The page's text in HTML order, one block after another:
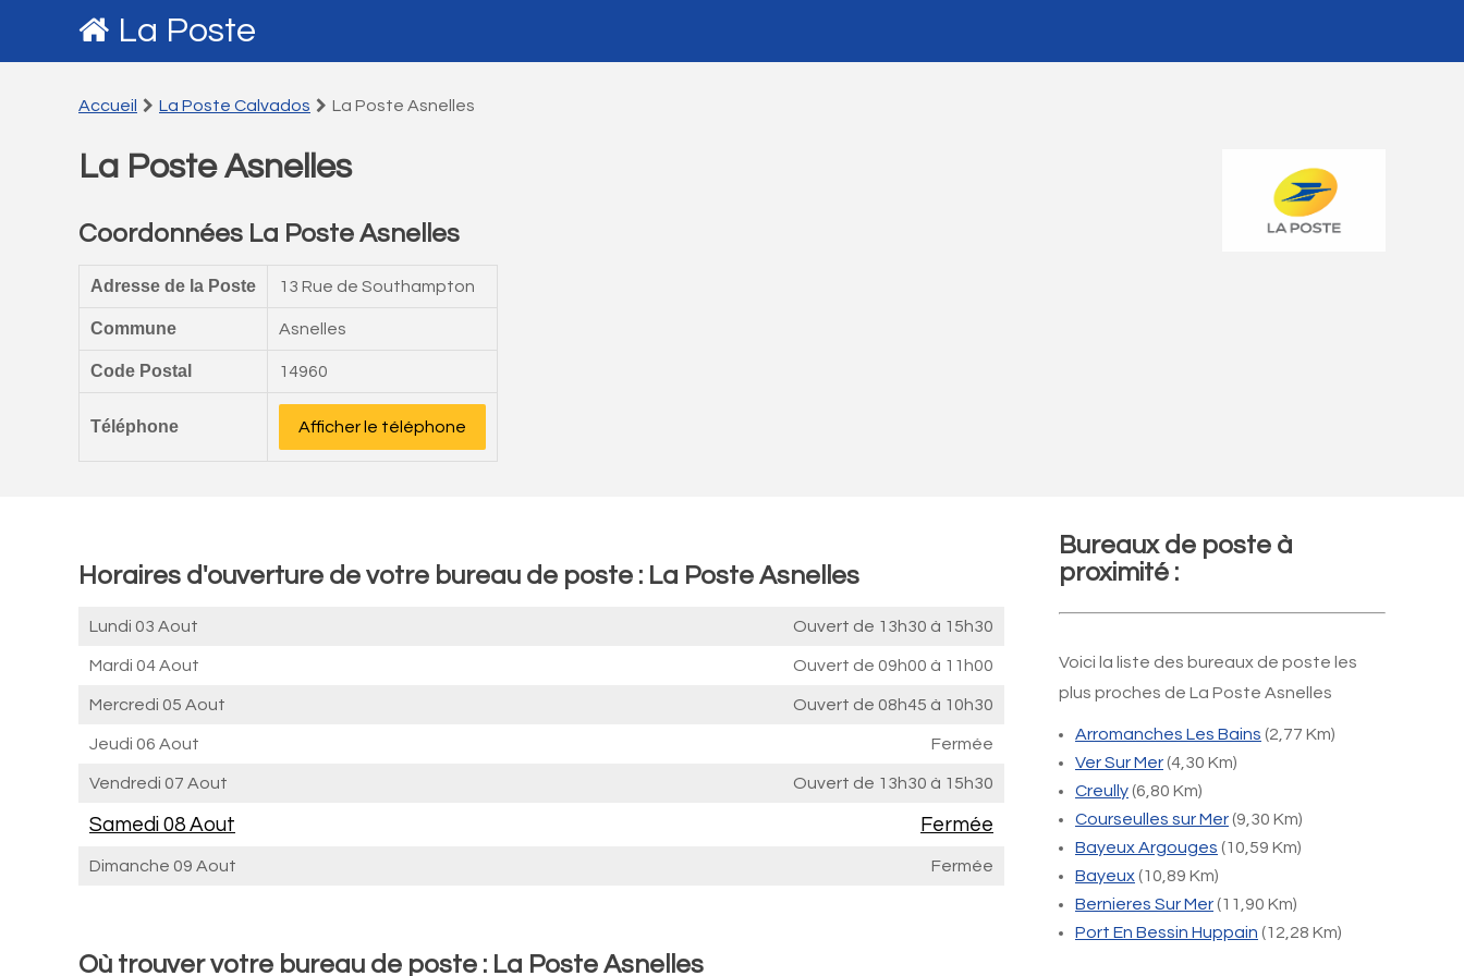
La Poste
Accueil La Poste Calvados La Poste Asnelles
La Poste Asnelles
Coordonnées La Poste Asnelles
Adresse de la Poste 13 Rue de Southampton
Commune Asnelles
Code Postal 14960
Téléphone Afficher le téléphone
Horaires d'ouverture de votre bureau de poste : La Poste Asnelles
Lundi 03 Aout Ouvert de 13h30 à 15h30
Mardi 04 Aout Ouvert de 09h00 à 11h00
Mercredi 05 Aout Ouvert de 08h45 à 10h30
Jeudi 06 Aout Fermée
Vendredi 07 Aout Ouvert de 13h30 à 15h30
Samedi 08 Aout Fermée
Dimanche 09 Aout Fermée
Où trouver votre bureau de poste : La Poste Asnelles
Bureaux de poste à
proximité :
Voici la liste des bureaux de poste les
plus proches de La Poste Asnelles
Arromanches Les Bains (2,77 Km)
Ver Sur Mer(4,30 Km)
Creully(6,80 Km)
Courseulles sur Mer(9,30 Km)
Bayeux Argouges (10,59 Km)
Bayeux(10,89 Km)
Bernieres Sur Mer(11,90 Km)
Port En Bessin Huppain (12,28 Km)